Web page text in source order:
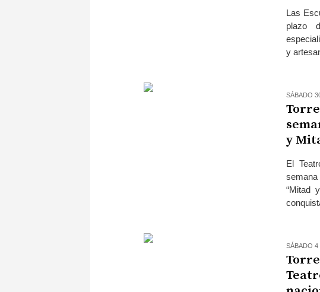
Las
plazo
y
SÁBADO
y
El
“Mitad
SÁBADO 4